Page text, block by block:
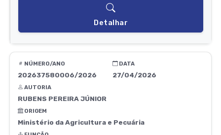
Detalhar
NÚMERO/ANO
202637580006/2026
DATA
27/04/2026
AUTORIA
RUBENS PEREIRA JÚNIOR
ORIGEM
Ministério da Agricultura e Pecuária